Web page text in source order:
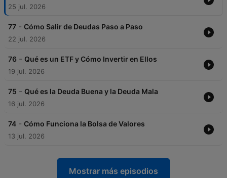
25 jul. 2026
77 - Cómo Salir de Deudas Paso a Paso
22 jul. 2026
76 - Qué es un ETF y Cómo Invertir en Ellos
19 jul. 2026
75 - Qué es la Deuda Buena y la Deuda Mala
16 jul. 2026
74 - Cómo Funciona la Bolsa de Valores
13 jul. 2026
Mostrar más episodios